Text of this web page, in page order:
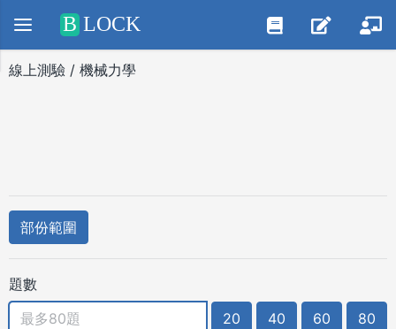
Positive SSL
B LOCK
線上測驗 / 機械力學
部份範圍
題數
20
40 60 80